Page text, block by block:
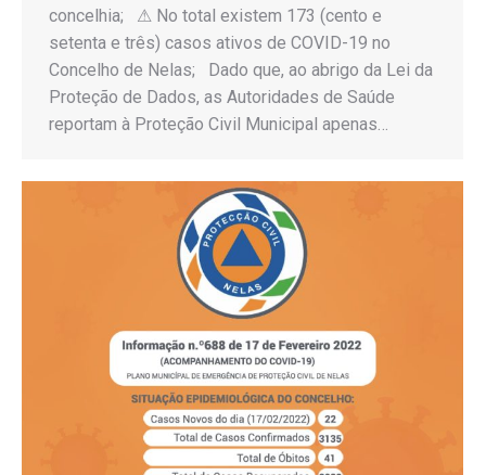
concelhia; ⚠ No total existem 173 (cento e
setenta e três) casos ativos de COVID-19 no
Concelho de Nelas; Dado que, ao abrigo da Lei da
Proteção de Dados, as Autoridades de Saúde
reportam à Proteção Civil Municipal apenas…